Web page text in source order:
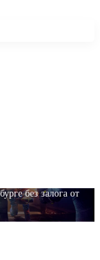
без залога от